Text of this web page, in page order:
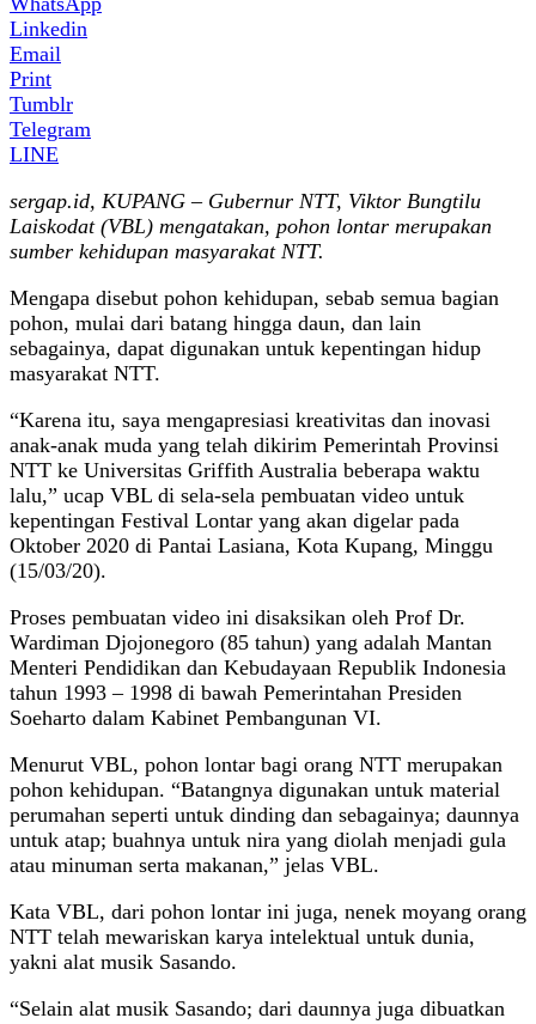
Linkedin
Email
Print
Tumblr
Telegram
LINE
sergap.id, KUPANG – Gubernur NTT, Viktor Bungtilu
Laiskodat (VBL) mengatakan, pohon lontar merupakan
sumber kehidupan masyarakat NTT.
Mengapa disebut pohon kehidupan, sebab semua bagian
pohon, mulai dari batang hingga daun, dan lain
sebagainya, dapat digunakan untuk kepentingan hidup
masyarakat NTT.
“Karena itu, saya mengapresiasi kreativitas dan inovasi
anak-anak muda yang telah dikirim Pemerintah Provinsi
NTT ke Universitas Griffith Australia beberapa waktu
lalu,” ucap VBL di sela-sela pembuatan video untuk
kepentingan Festival Lontar yang akan digelar pada
Oktober 2020 di Pantai Lasiana, Kota Kupang, Minggu
(15/03/20).
Proses pembuatan video ini disaksikan oleh Prof Dr.
Wardiman Djojonegoro (85 tahun) yang adalah Mantan
Menteri Pendidikan dan Kebudayaan Republik Indonesia
tahun 1993 – 1998 di bawah Pemerintahan Presiden
Soeharto dalam Kabinet Pembangunan VI.
Menurut VBL, pohon lontar bagi orang NTT merupakan
pohon kehidupan. “Batangnya digunakan untuk material
perumahan seperti untuk dinding dan sebagainya; daunnya
untuk atap; buahnya untuk nira yang diolah menjadi gula
atau minuman serta makanan,” jelas VBL.
Kata VBL, dari pohon lontar ini juga, nenek moyang orang
NTT telah mewariskan karya intelektual untuk dunia,
yakni alat musik Sasando.
“Selain alat musik Sasando; dari daunnya juga dibuatkan